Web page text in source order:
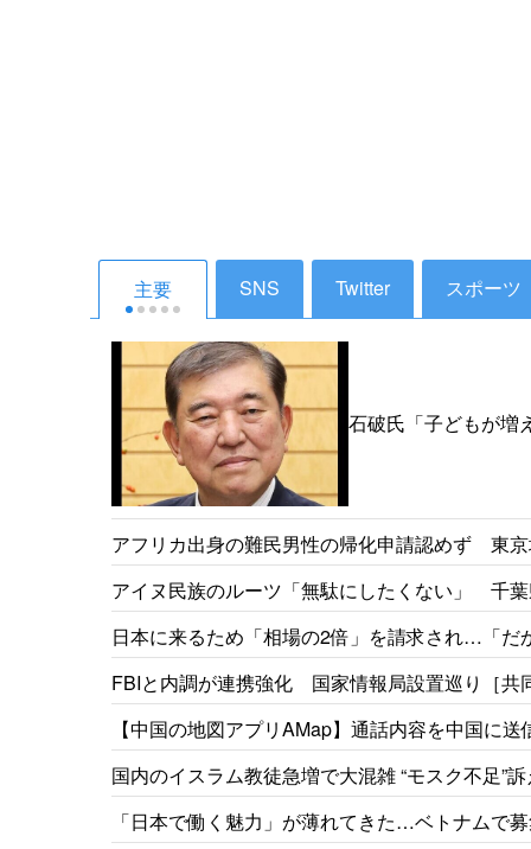
主要 SNS Twitter スポーツ
石破氏「子どもが増
アフリカ出身の難民男性の帰化申請認めず 東
アイヌ民族のルーツ「無駄にしたくない」 千
［北海道新聞］26/05
日本に来るため「相場の2倍」を請求され…「
事情［東京新聞］26/05
FBIと内調が連携強化 国家情報局設置巡り［共
【中国の地図アプリAMap】通話内容を中国に
国内のイスラム教徒急増で大混雑 “モスク不足”
「日本で働く魅力」が薄れてきた…ベトナムで